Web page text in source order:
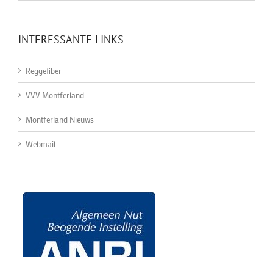
INTERESSANTE LINKS
Reggefiber
VVV Montferland
Montferland Nieuws
Webmail